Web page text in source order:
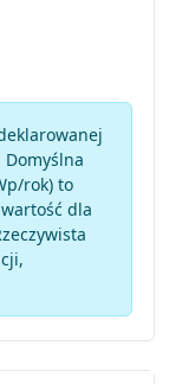
Domyślna
rok) to
dla